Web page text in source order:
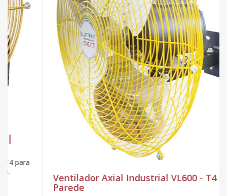
Ventilador Axial Industrial VL600 - T4 |